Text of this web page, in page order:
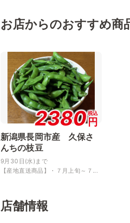
お店からのおすすめ商
2380税込
円
新潟県長岡市産 久保さ
んちの枝豆
9月30日(水)まで
【産地直送商品】・７月上旬～７...
店舗情報